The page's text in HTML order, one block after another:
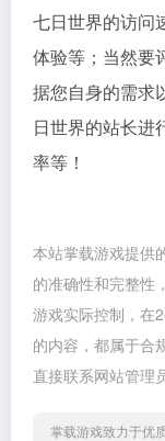
七日世界的访问
体验等；当然要
据您自身的需求
日世界的站长进
率等！
本站掌载游戏提供
的准确性和完整性
游戏实际控制，在
的内容，都属于合
直接联系网站管理
掌载游戏致力于优